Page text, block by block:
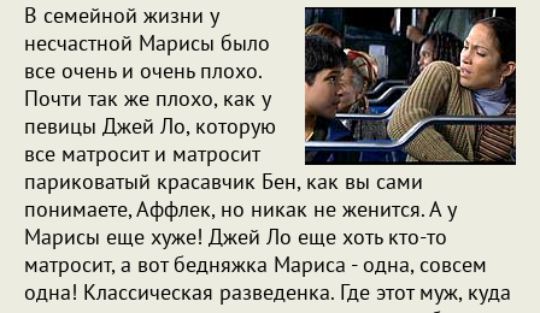
В семейной жизни у
несчастной Марисы было
все очень и очень плохо.
Почти так же плохо, как у
певицы Джей Ло, которую
все матросит и матросит
париковатый красавчик Бен, как вы сами
понимаете, Аффлек, но никак не женится. А у
Марисы еще хуже! Джей Ло еще хоть кто-то
матросит, а вот бедняжка Мариса - одна, совсем
одна! Классическая разведенка. Где этот муж, куда